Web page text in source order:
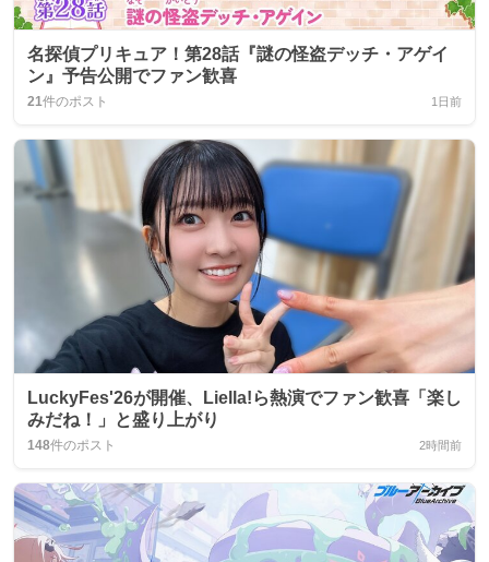
名探偵プリキュア！第28話『謎の怪盗デッチ・アゲイ
ン』予告公開でファン歓喜
21件のポスト 1日前
LuckyFes'26が開催、Liella!ら熱演でファン歓喜「楽し
みだね！」と盛り上がり
148件のポスト 2時間前